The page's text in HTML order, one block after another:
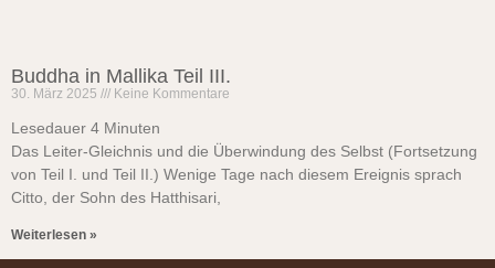
Buddha in Mallika Teil III.
30. März 2025 Keine Kommentare
Lesedauer 4 Minuten
Das Leiter-Gleichnis und die Überwindung des Selbst (Fortsetzung
von Teil I. und Teil II.) Wenige Tage nach diesem Ereignis sprach
Citto, der Sohn des Hatthisari,
Weiterlesen »